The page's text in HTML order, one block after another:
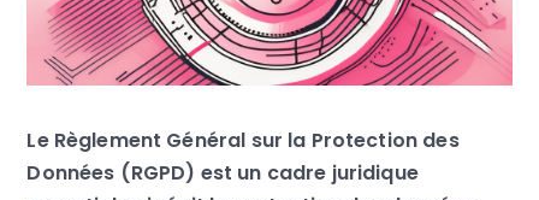
Le Règlement Général sur la Protection des
Données (RGPD) est un cadre juridique